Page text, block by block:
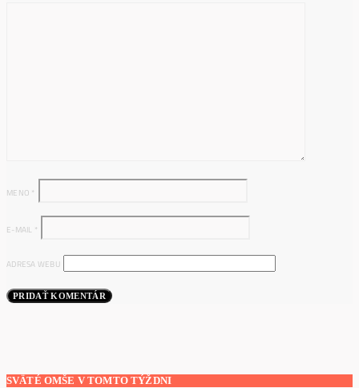
MENO *
E-MAIL *
ADRESA WEBU
SVÄTÉ OMŠE V TOMTO TÝŽDNI